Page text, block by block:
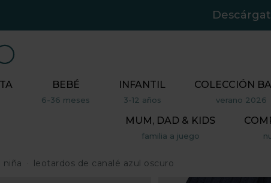
BEBÉ
6-36 meses
INFANTIL
3-12 años
COLECCIÓN
verano 2026
MUM, DAD & KIDS
familia a juego
niña leotardos de canalé azul oscuro